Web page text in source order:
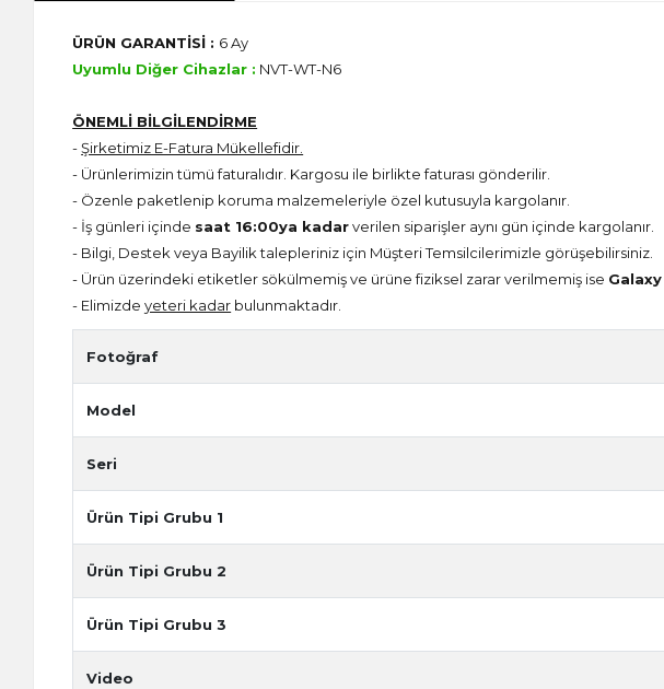
ÜRÜN GARANTİSİ : 6 Ay
Uyumlu Diğer Cihazlar : NVT-WT-N6
ÖNEMLİ BİLGİLENDİRME
-Şirketimiz E-Fatura Mükellefidir.
- Ürünlerimizin tümü faturalıdır. Kargosu ile birlikte faturası gönderilir.
- Özenle paketlenip koruma malzemeleriyle özel kutusuyla kargolanır.
- İş günleri içinde saat 16:00ya kadarverilen siparişler aynı gün içinde kargolanır.
- Bilgi, Destek veya Bayilik talepleriniz için Müşteri Temsilcilerimizle görüşebilirsiniz.
- Ürün üzerindeki etiketler sökülmemiş ve ürüne fiziksel zarar verilmemiş ise Galaxy
- Elimizdeyeteri kadar bulunmaktadır.
Fotoğraf
Model
Seri
Ürün Tipi Grubu 1
Ürün Tipi Grubu 2
Ürün Tipi Grubu 3
Video